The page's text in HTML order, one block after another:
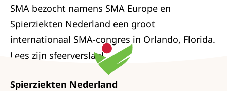
SMA bezocht namens SMA Europe en
Spierziekten Nederland een groot
internationaal SMA-congres in Orlando, Florida.
Lees zijn sfeerverslag!
Spierziekten Nederland